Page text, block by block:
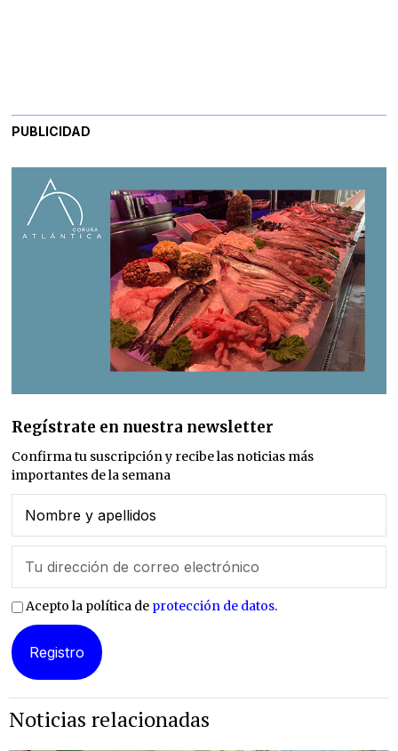
PUBLICIDAD
Regístrate en nuestra newsletter
Confirma tu suscripción y recibe las noticias más
importantes de la semana
Acepto la política de protección de datos.
Noticias relacionadas